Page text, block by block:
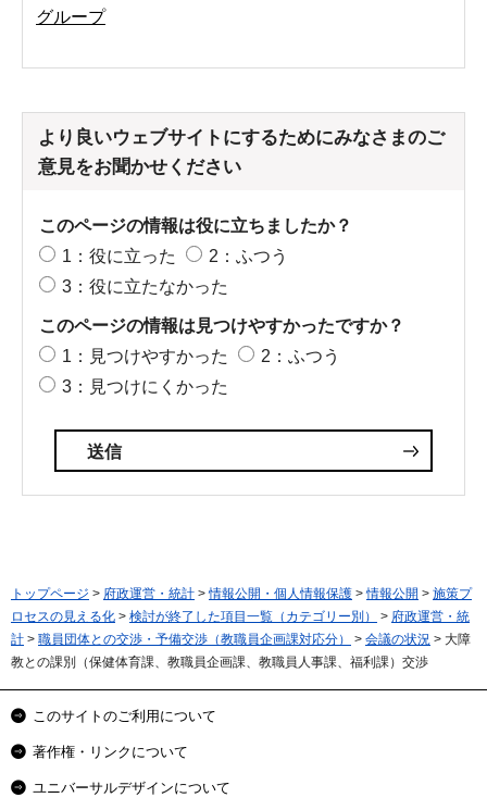
グループ
より良いウェブサイトにするためにみなさまのご
意見をお聞かせください
このページの情報は役に立ちましたか？
1：役に立った
2：ふつう
3：役に立たなかった
このページの情報は見つけやすかったですか？
1：見つけやすかった
2：ふつう
3：見つけにくかった
トップページ > 府政運営・統計 >情報公開・個人情報保護 >情報公開 > 施策プ
ロセスの見える化 > 検討が終了した項目一覧（カテゴリー別） > 府政運営・統
計 > 職員団体との交渉・予備交渉（教職員企画課対応分） > 会議の状況 > 大障
教との課別（保健体育課、教職員企画課、教職員人事課、福利課）交渉
このサイトのご利用について
著作権・リンクについて
ユニバーサルデザインについて